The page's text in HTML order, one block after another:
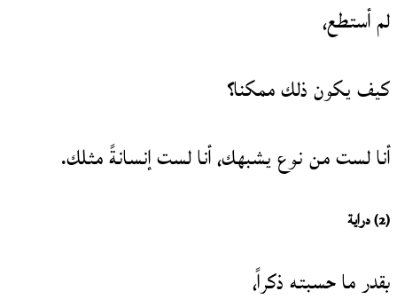
لم أستطع،
كيف يكون ذلك ممكنا؟
أنا لست من نوع يشبهك، أنا لست إنسانةً مثلك.
(2) دراية
بقدر ما حسبته ذكراً،